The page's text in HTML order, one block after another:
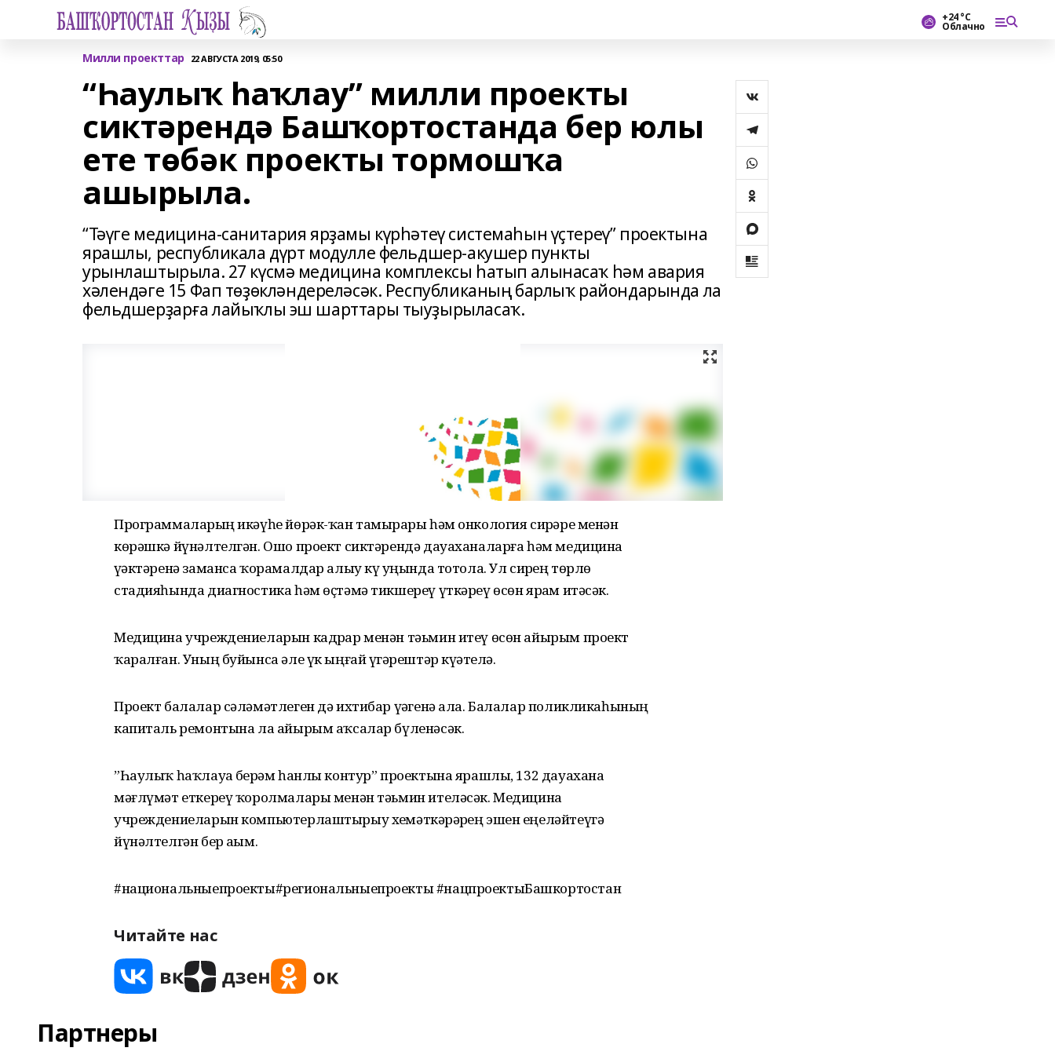
+24 °С
Облачно
Милли проекттар 22 АВГУСТА 2019, 05:50
“Һаулыҡ һаҡлау” милли проекты
сиктәрендә Башҡортостанда бер юлы
ете төбәк проекты тормошҡа
ашырыла.
“Тәүге медицина-санитария ярҙамы күрһәтеү системаһын үҫтереү” проектына
ярашлы, республикала дүрт модулле фельдшер-акушер пункты
урынлаштырыла. 27 күсмә медицина комплексы һатып алынасаҡ һәм авария
хәлендәге 15 Фап төҙөкләндереләсәк. Республиканың барлыҡ райондарында ла
фельдшерҙарға лайыҡлы эш шарттары тыуҙырыласаҡ.
Программаларҙың икәүһе йөрәк-ҡан тамырҙары һәм онкология сирҙәре менән
көрәшкә йүнәлтелгән. Ошо проект сиктәрендә дауаханаларға һәм медицина
үҙәктәренә заманса ҡорамалдар алыу күҙ уңында тотола. Ул сирҙең төрлө
стадияһында диагностика һәм өҫтәмә тикшереү үткәреү өсөн ярҙам итәсәк.
Медицина учреждениеларын кадрҙар менән тәьмин итеү өсөн айырым проект
ҡаралған. Уның буйынса әле үк ыңғай үҙгәрештәр күҙәтелә.
Проект балалар сәләмәтлеген дә ихтибар үҙәгенә ала. Балалар поликликаһының
капиталь ремонтына ла айырым аҡсалар бүленәсәк.
”Һаулыҡ һаҡлауҙа берҙәм һанлы контур” проектына ярашлы, 132 дауахана
мәғлүмәт еткереү ҡоролмалары менән тәьмин ителәсәк. Медицина
учреждениеларын компьютерлаштырыу хеҙмәткәрҙәрҙең эшен еңеләйтеүгә
йүнәлтелгән бер аҙым.
#национальныепроекты#региональныепроекты #нацпроектыБашкортостан
Читайте нас
Партнеры